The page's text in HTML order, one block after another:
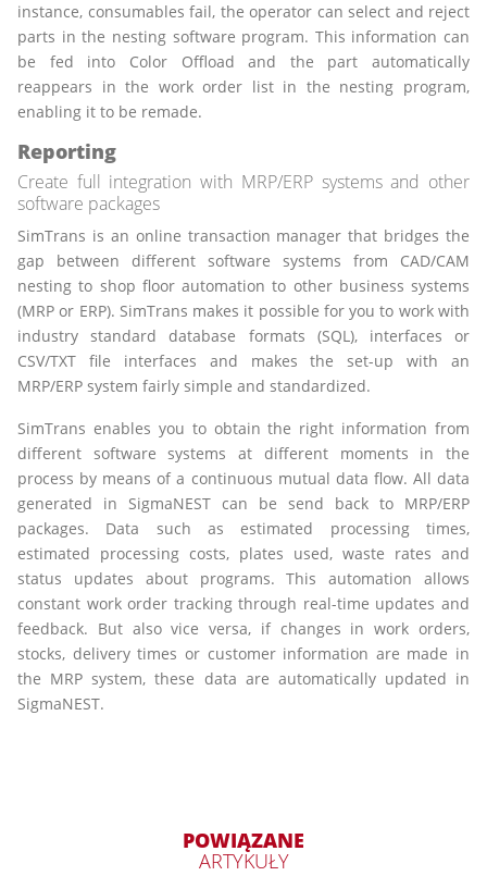
instance, consumables fail, the operator can select and reject
parts in the nesting software program. This information can
be fed into Color Offload and the part automatically
reappears in the work order list in the nesting program,
enabling it to be remade.
Reporting
Create full integration with MRP/ERP systems and other
software packages
SimTrans is an online transaction manager that bridges the
gap between different software systems from CAD/CAM
nesting to shop floor automation to other business systems
(MRP or ERP). SimTrans makes it possible for you to work with
industry standard database formats (SQL), interfaces or
CSV/TXT file interfaces and makes the set-up with an
MRP/ERP system fairly simple and standardized.
SimTrans enables you to obtain the right information from
different software systems at different moments in the
process by means of a continuous mutual data flow. All data
generated in SigmaNEST can be send back to MRP/ERP
packages. Data such as estimated processing times,
estimated processing costs, plates used, waste rates and
status updates about programs. This automation allows
constant work order tracking through real-time updates and
feedback. But also vice versa, if changes in work orders,
stocks, delivery times or customer information are made in
the MRP system, these data are automatically updated in
SigmaNEST.
POWIĄZANE
ARTYKUŁY